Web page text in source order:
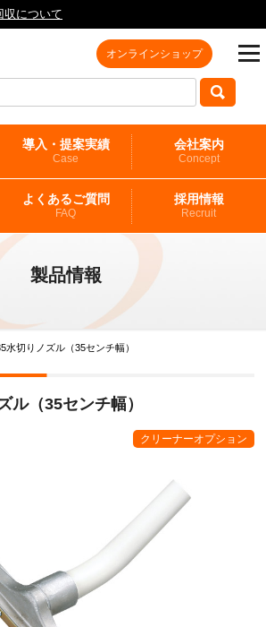
収について
オンラインショップ
導入・提案実績
Case
会社案内
Concept
よくあるご質問
FAQ
採用情報
Recruit
製品情報
水切りノズル（35センチ幅）
ル（35センチ幅）
クリーナーオプション